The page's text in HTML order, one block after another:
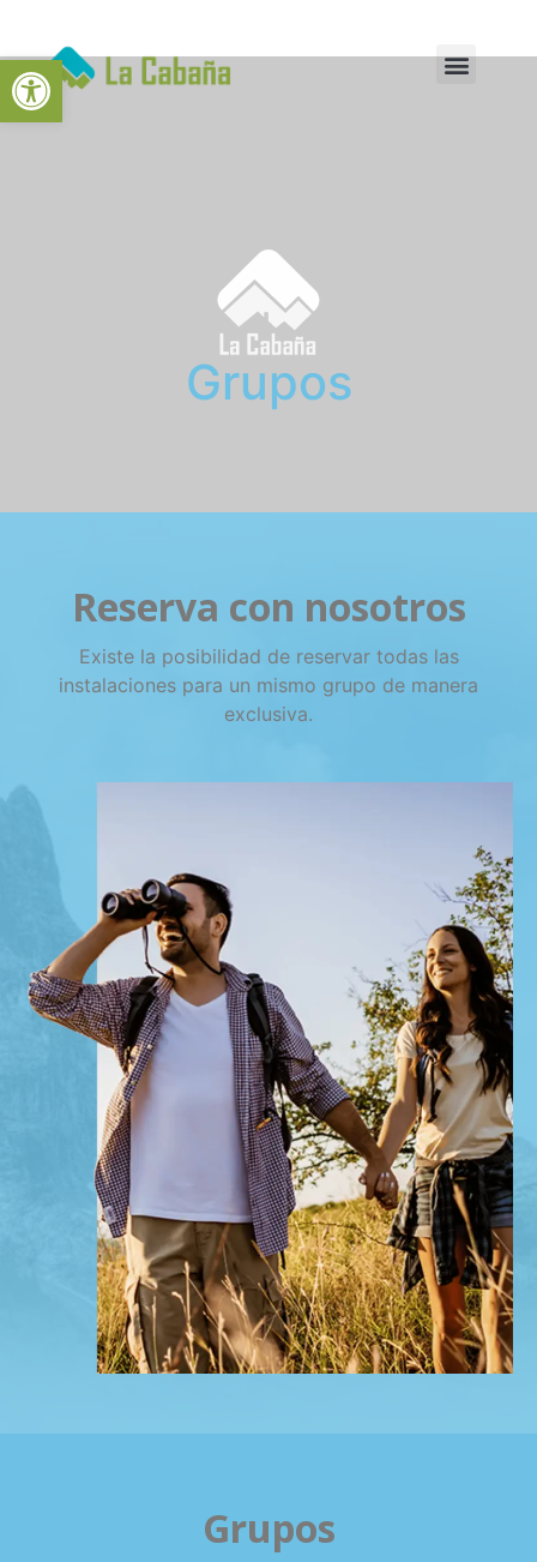
Abrir barra de herramientas
Grupos
Reserva con nosotros
Existe la posibilidad de reservar todas las
instalaciones para un mismo grupo de manera
exclusiva.
Grupos